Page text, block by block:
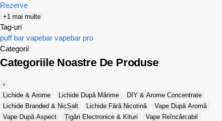
Rezerve
+1 mai multe
Tag-uri
puff bar vapebar vapebar pro
Categorii
Categoriile Noastre De Produse
‹
Lichide & Arome
Lichide După Mărime
DIY & Arome Concentrate
Lichide Branded & NicSalt
Lichide Fără Nicotină
Vape După Aromă
Vape După Aspect
Țigări Electronice & Kituri
Vape Reîncărcabil